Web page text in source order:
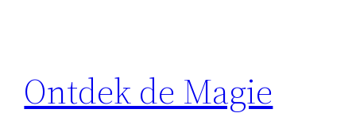
Ontdek de Magie